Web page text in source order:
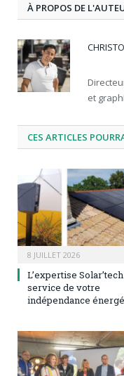
À PROPOS DE
et
CES ARTICLES
8 JUILLET 2026
L’expertise
service de votre
indépendance